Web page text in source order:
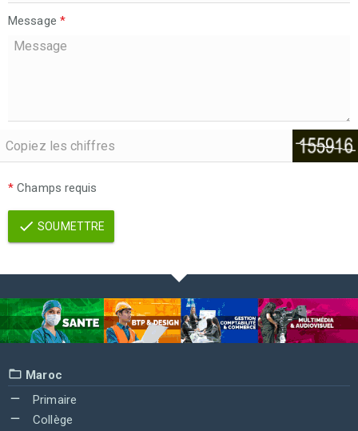
Message *
* Champs requis
SOUMETTRE
Maroc
Primaire
Collège